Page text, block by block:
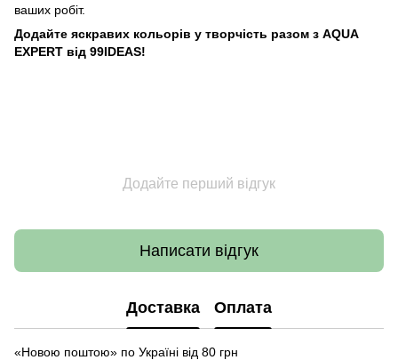
ваших робіт.
Додайте яскравих кольорів у творчість разом з AQUA
EXPERT від 99IDEAS!
Додайте перший відгук
Написати відгук
Доставка Оплата
«Новою поштою» по Україні від 80 грн